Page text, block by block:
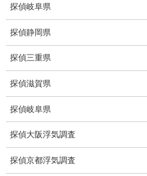
盗撮器
盗撮調査愛知県
電磁波測定調査
電磁波とは
ストーカー調査
待ち伏せ
集団ストーカー
探偵岐阜県
探偵静岡県
探偵三重県
探偵滋賀県
探偵岐阜県
探偵大阪浮気調査
探偵京都浮気調査